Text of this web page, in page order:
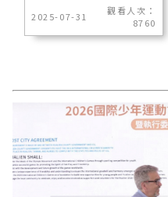
2025-07-31
觀看人次：
8760